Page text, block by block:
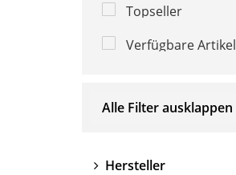
Topseller
Verfügbare Artikel
Alle Filter ausklappen
Hersteller